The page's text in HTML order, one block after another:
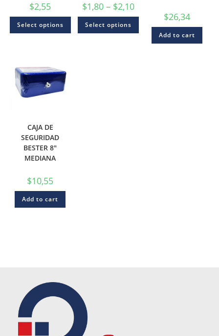
$2,55
Select options
$1,80 – $2,10
Select options
$26,34
Add to cart
CAJA DE
SEGURIDAD
BESTER 8″
MEDIANA
$10,55
Add to cart